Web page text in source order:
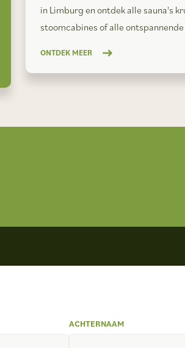
in Limburg en ontdek alle sauna's
stoomcabines of alle
ONTDEK MEER
ACHTERNAAM